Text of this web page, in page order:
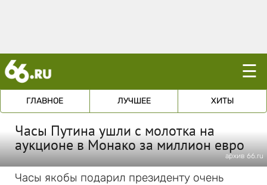
☰
ГЛАВНОЕ ЛУЧШЕЕ ХИТЫ
Часы Путина ушли с молотка на
аукционе в Монако за миллион евро
архив 66.ru
Часы якобы подарил президенту очень